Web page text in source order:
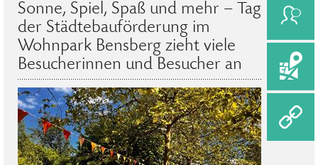
Sonne, Spiel, Spaß und mehr – Tag
der Städtebauförderung im
Wohnpark Bensberg zieht viele
Besucherinnen und Besucher an